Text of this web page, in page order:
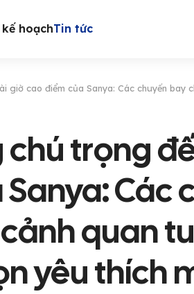
hoạchTin tức
cao điểm của Sanya: Các chuyến bay
trọng
Các
quan
yêu thích